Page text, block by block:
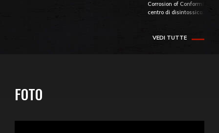
Corrosion of Conformity
centro di
VEDI TUTTE
FOTO